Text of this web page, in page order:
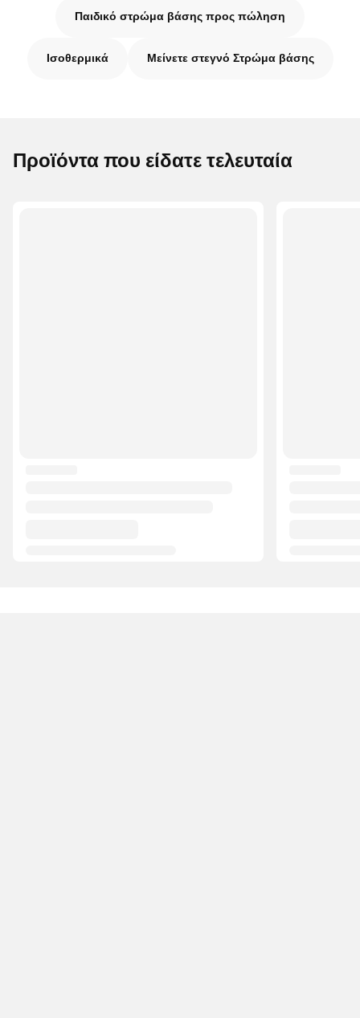
Παιδικό στρώμα βάσης προς πώληση
Ισοθερμικά Μείνετε στεγνό Στρώμα βάσης
Προϊόντα που είδατε τελευταία